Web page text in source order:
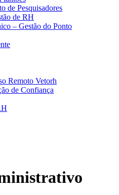
de Pesquisadores
de RH
– Gestão do Ponto
Remoto Vetorh
de Confiança